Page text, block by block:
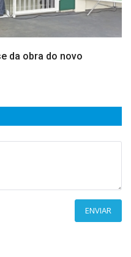
da obra do novo
ENVIAR